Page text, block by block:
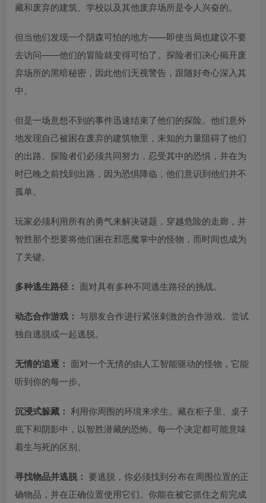
藏和废弃的建筑、学校以及其他废弃场所是令人兴奋的。
但当他们发现一个阴森可怕的地方——即使当局也建议不要
去访问——他们的冒险就变得可怕了。探险者们决心揭开废
弃场所的黑暗秘密，因此他们无视警告，跟随好奇心深入其
中。
但是一场意想不到的事件迅速结束了他们的探险。他们意外
地发现自己被困在废弃的建筑物里，未知的力量阻碍了他们
的出路。探险者们必须共同努力，忍受其中的恐惧，并在为
时已晚之前找到出路，因为恐惧降临，他们意识到他们并不
孤单。
玩家必须利用所有的勇气来解决谜题，穿越危险的走廊，并
智胜那个想要将他们困在邪恶魔掌中的怪物，而时间也成为
了关键。
多种逃生路径： 面对具有多种不同逃生路径的挑战。
动态合作游戏： 与朋友合作进行紧张刺激的合作游戏。尝试
独自逃脱或一起逃脱。
无情的追逐： 面对一个无情的由人工智能驱动的怪物，它能
听到你的每一步。
沉浸式躲藏： 利用你周围的环境来求生。藏在柜子里、桌子
底下和阴影中，以智胜潜藏的恐怖。每一个决定都可能意味
着生与死的区别。
寻找物品并逃脱： 要逃脱，你必须找到分布在周围位置的正
确物品，并在正确位置使用它们。你能在被它抓住之前完成